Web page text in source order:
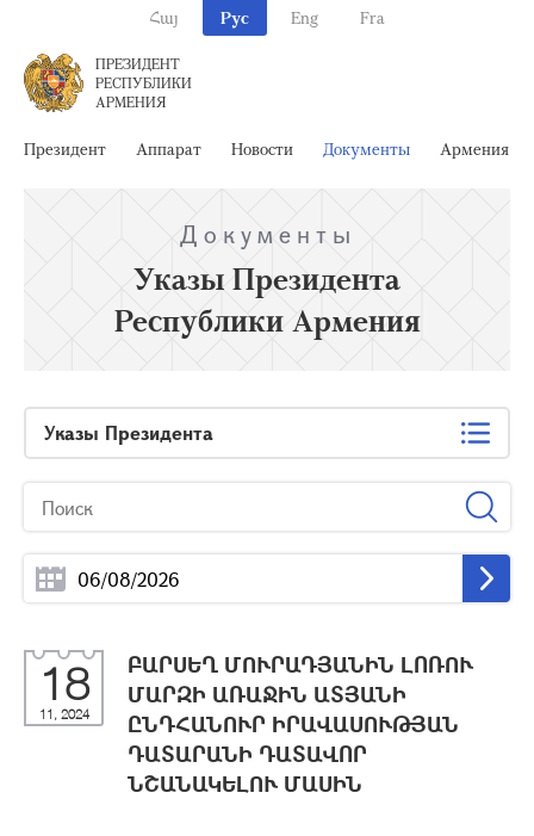
Հայ Рус Eng Fra
ПРЕЗИДЕНТ
РЕСПУБЛИКИ
АРМЕНИЯ
Президент Аппарат Новости Документы Армения
Документы
Указы Президента
Республики Армения
Указы Президента
18
11, 2024
ԲԱՐՍԵՂ ՄՈՒՐԱԴՅԱՆԻՆ ԼՈՌՈՒ
ՄԱՐԶԻ ԱՌԱՋԻՆ ԱՏՅԱՆԻ
ԸՆԴՀԱՆՈՒՐ ԻՐԱՎԱՍՈՒԹՅԱՆ
ԴԱՏԱՐԱՆԻ ԴԱՏԱՎՈՐ
ՆՇԱՆԱԿԵԼՈՒ ՄԱՍԻՆ